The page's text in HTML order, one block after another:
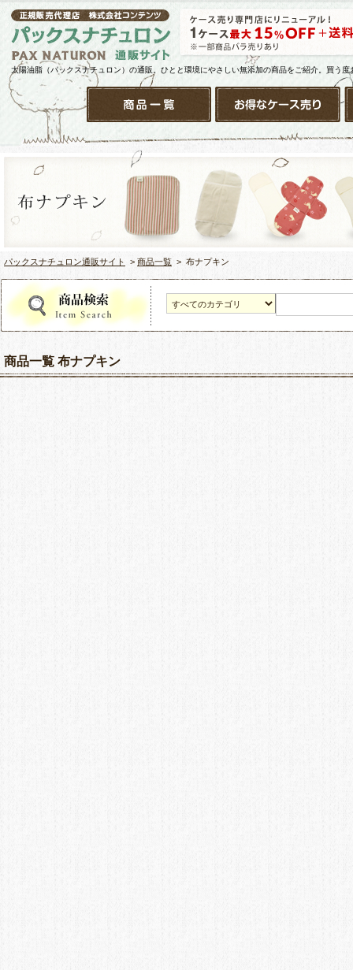
太陽油脂（パックスナチュロン）の通販。ひとと環境にやさしい無添加の商品をご紹介。買う度
パックスナチュロン通販サイト > 商品一覧 > 布ナプキン
商品一覧 布ナプキン